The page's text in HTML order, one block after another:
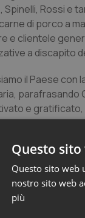
Rossi e
di porco a
e clientele
a discapito
il Paese
e
appunto
demografia.
come la farà
Questo
Questo sito web
nostro sito web
più